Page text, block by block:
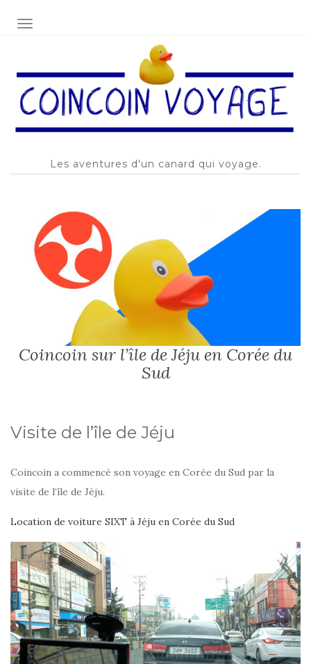
AFFICHER/MASQUER LA NAVIGATION
Les aventures d'un canard qui voyage.
Coincoin sur l’île de Jéju en Corée du
Sud
Visite de l’île de Jéju
Coincoin a commencé son voyage en Corée du Sud par la
visite de l’île de Jéju.
Location de voiture SIXT à Jéju en Corée du Sud